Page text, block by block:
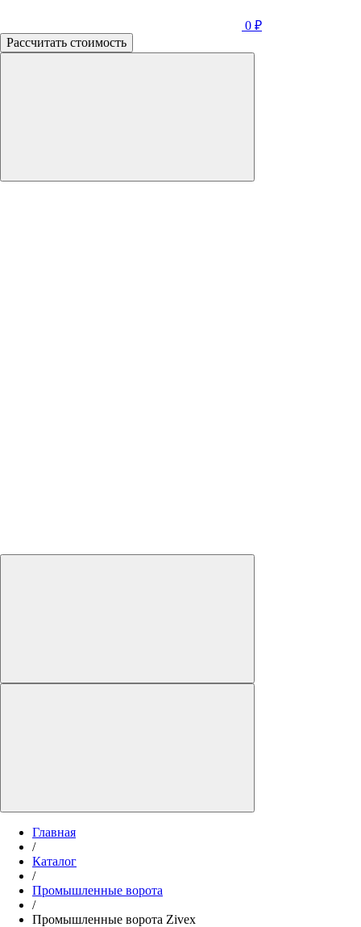
0 ₽
Рассчитать стоимость
Главная
/
Каталог
/
Промышленные ворота
/
Промышленные ворота Zivex